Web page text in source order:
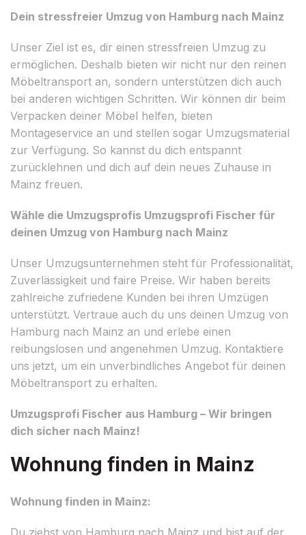
Dein stressfreier Umzug von Hamburg nach Mainz
Unser Ziel ist es, dir einen stressfreien Umzug zu
ermöglichen. Deshalb bieten wir nicht nur den reinen
Möbeltransport an, sondern unterstützen dich auch
bei anderen wichtigen Schritten. Wir können dir beim
Verpacken deiner Möbel helfen, bieten
Montageservice an und stellen sogar Umzugsmaterial
zur Verfügung. So kannst du dich entspannt
zurücklehnen und dich auf dein neues Zuhause in
Mainz freuen.
Wähle die Umzugsprofis Umzugsprofi Fischer für
deinen Umzug von Hamburg nach Mainz
Unser Umzugsunternehmen steht für Professionalität,
Zuverlässigkeit und faire Preise. Wir haben bereits
zahlreiche zufriedene Kunden bei ihren Umzügen
unterstützt. Vertraue auch du uns deinen Umzug von
Hamburg nach Mainz an und erlebe einen
reibungslosen und angenehmen Umzug. Kontaktiere
uns jetzt, um ein unverbindliches Angebot für deinen
Möbeltransport zu erhalten.
Umzugsprofi Fischer aus Hamburg – Wir bringen
dich sicher nach Mainz!
Wohnung finden in Mainz
Wohnung finden in Mainz:
Du ziehst von Hamburg nach Mainz und bist auf der